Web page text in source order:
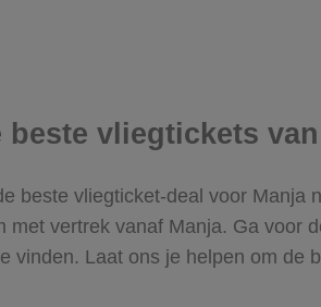
vliegtickets
beste vliegticket-deal voor Manja
met vertrek vanaf Manja. Ga voor
vinden. Laat ons je helpen om de